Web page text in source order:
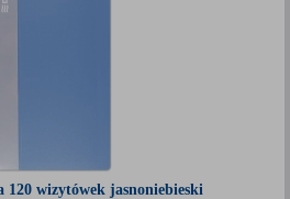
wizytówek jasnoniebieski